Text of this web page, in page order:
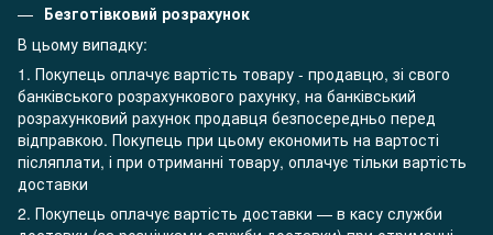
Безготівковий розрахунок
В цьому випадку:
1. Покупець оплачує вартість товару - продавцю, зі свого
банківського розрахункового рахунку, на банківський
розрахунковий рахунок продавця безпосередньо перед
відправкою. Покупець при цьому економить на вартості
післяплати, і при отриманні товару, оплачує тільки вартість
доставки
2. Покупець оплачує вартість доставки — в касу служби